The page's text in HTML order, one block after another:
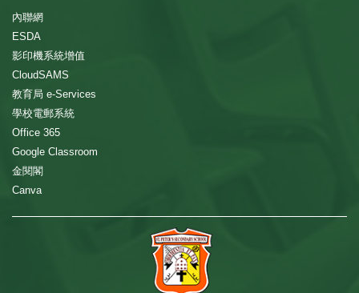
內聯網
ESDA
影印機系統增值
CloudSAMS
教育局 e-Services
學校電郵系統
Office 365
Google Classroom
金閱閣
Canva